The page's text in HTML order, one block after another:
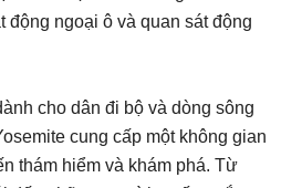
động ngoại ô và quan sát động
cho dân đi bộ và dòng sông
cung cấp một không gian
thám hiểm và khám phá. Từ